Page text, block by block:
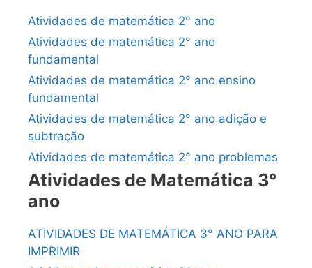
Atividades de matemática 2° ano
Atividades de matemática 2° ano
fundamental
Atividades de matemática 2° ano ensino
fundamental
Atividades de matemática 2° ano adição e
subtração
Atividades de matemática 2° ano problemas
Atividades de Matemática 3°
ano
ATIVIDADES DE MATEMÁTICA 3° ANO PARA
IMPRIMIR